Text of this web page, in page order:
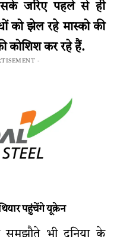
जरिए पहले से ही
को झेल रहे मास्को की
कोशिश कर रहे हैं.
-
पहुंचेंगे यूक्रेन